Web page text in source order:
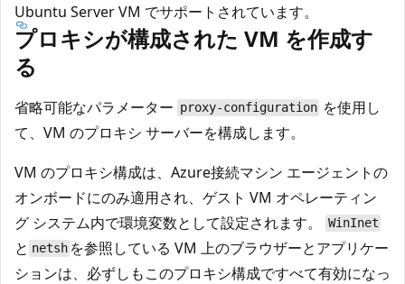
Ubuntu Server VM でサポートされています。
プロキシが構成された VM を作成す
る
省略可能なパラメーター proxy-configuration を使用し
て、VM のプロキシ サーバーを構成します。
VM のプロキシ構成は、Azure接続マシン エージェントの
オンボードにのみ適用され、ゲスト VM オペレーティン
グ システム内で環境変数として設定されます。
WinInet
と netsh を参照している VM 上のブラウザーとアプリケー
ションは、必ずしもこのプロキシ構成ですべて有効になっ